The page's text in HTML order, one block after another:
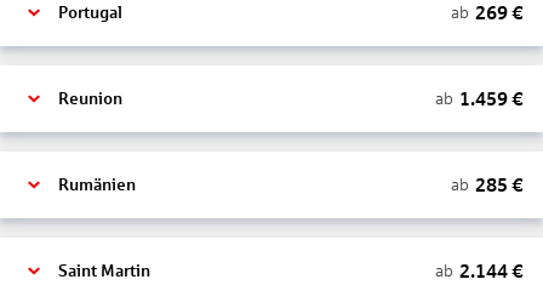
Portugal ab 269€
Reunion ab 1.459€
Rumänien ab 285 €
Saint Martin ab 2.144€